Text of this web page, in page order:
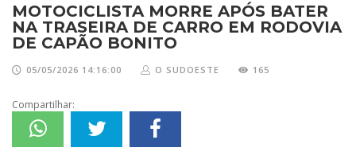
MOTOCICLISTA MORRE APÓS BATER
NA TRASEIRA DE CARRO EM RODOVIA
DE CAPÃO BONITO
05/05/2026 14:16:00 O SUDOESTE 165
Compartilhar: